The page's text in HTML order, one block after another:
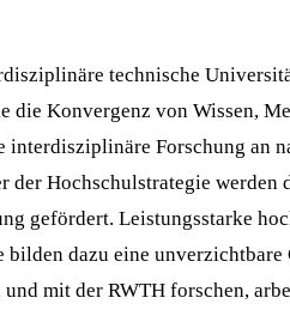
technische
die Konvergenz von Wissen,
Forschung an
Hochschulstrategie werden
gefördert. Leistungsstarke
dazu eine unverzichtbare
mit der RWTH forschen,